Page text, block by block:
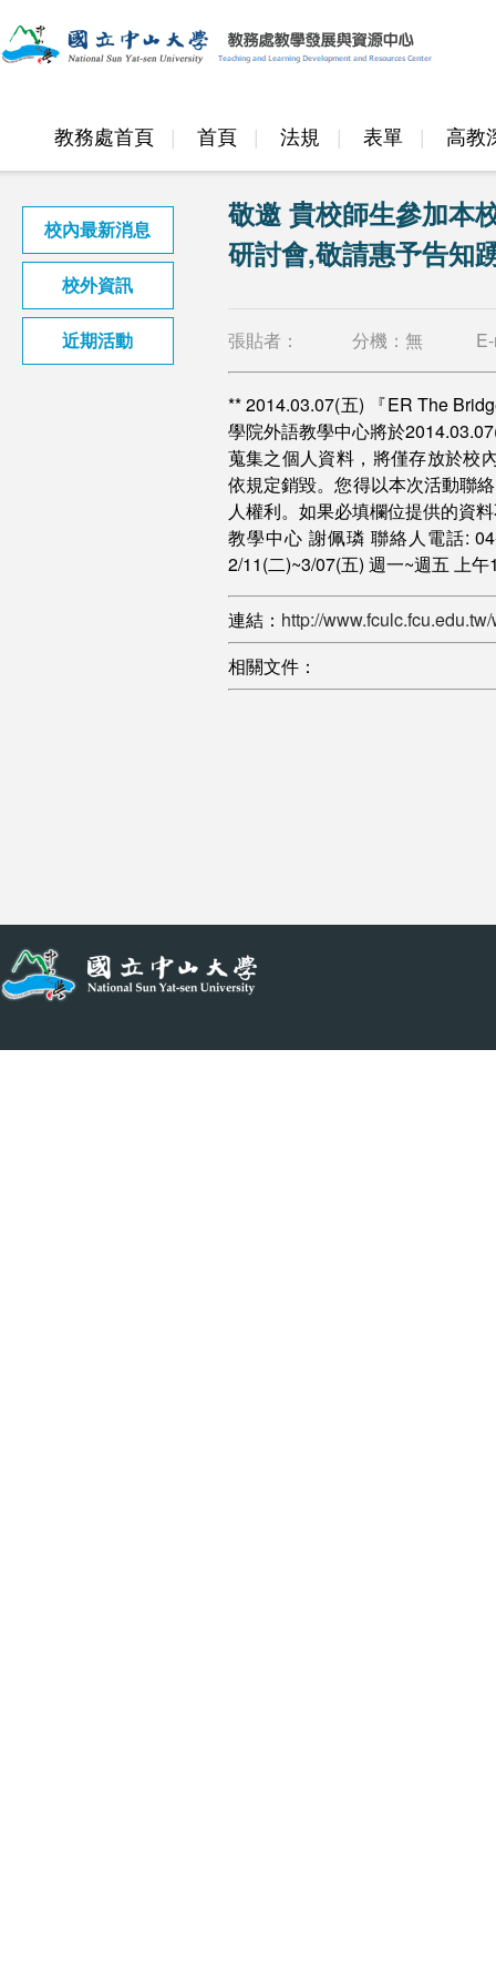
教務處首頁 首頁 法規 表單 高教
邁頂計畫
校內最新消息
校外資訊
近期活動
敬邀 貴校師生參加本
研討會,敬請惠予告知
張貼者： 分機： 無
** 2014.03.07(五) 『ER The
學院外語教學中心將於
蒐集之個人資料，將僅存放於校
依規定銷毀。您得以本次活動聯
人權利。如果必填欄位提供的資
教學中心 謝佩璘 聯絡人電話:
2/11(二)~3/07(五) 週一~週五 上
連結： http://
相關文件：